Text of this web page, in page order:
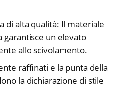
di alta qualità: Il materiale
garantisce un elevato
allo scivolamento.
raffinati e la punta della
la dichiarazione di stile